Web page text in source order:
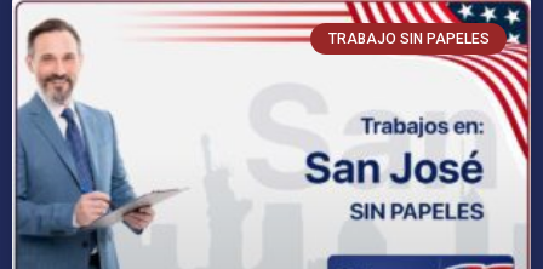
TRABAJO SIN PAPELES